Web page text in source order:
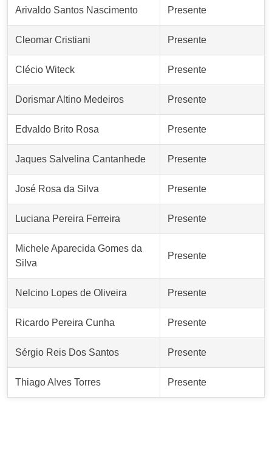
Arivaldo Santos Nascimento Presente
Cleomar Cristiani Presente
Clécio Witeck Presente
Dorismar Altino Medeiros Presente
Edvaldo Brito Rosa Presente
Jaques Salvelina Cantanhede Presente
José Rosa da Silva Presente
Luciana Pereira Ferreira Presente
Michele Aparecida Gomes da
Silva
Presente
Nelcino Lopes de Oliveira Presente
Ricardo Pereira Cunha Presente
Sérgio Reis Dos Santos Presente
Thiago Alves Torres Presente